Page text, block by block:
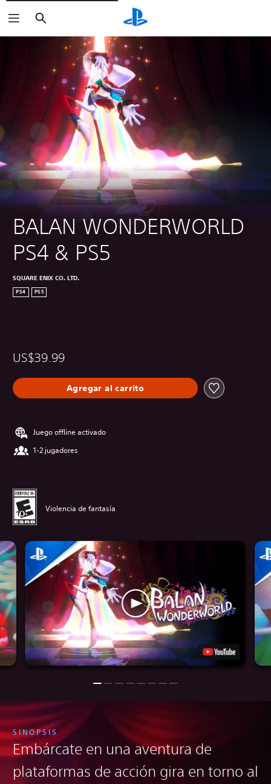
Buscar
BALAN WONDERWORLD
PS4 & PS5
SQUARE ENIX CO. LTD.
PS4 PS5
US$39.99
Agregar al carrito
Juego offline activado
1-2 jugadores
Violencia de fantasía
SINOPSIS
Embárcate en una aventura de
plataformas de acción gira en torno al